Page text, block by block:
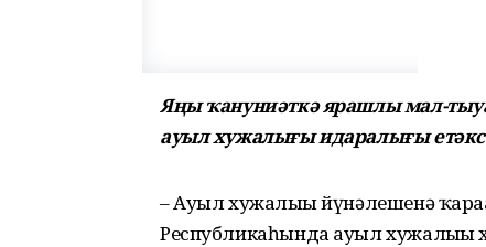
Яңы ҡануниәткә ярашлы мал-
ауыл хужалығы идаралығы
– Ауыл хужалығы йүнәлешенә
Республикаһында ауыл хужалығы